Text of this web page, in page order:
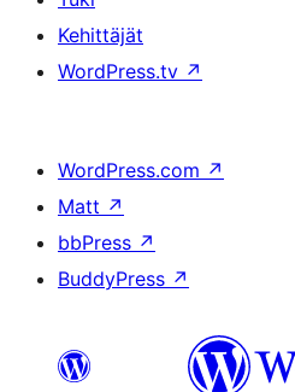
Kehittäjät
WordPress.tv ↗
WordPress.com ↗
Matt ↗
bbPress ↗
BuddyPress ↗